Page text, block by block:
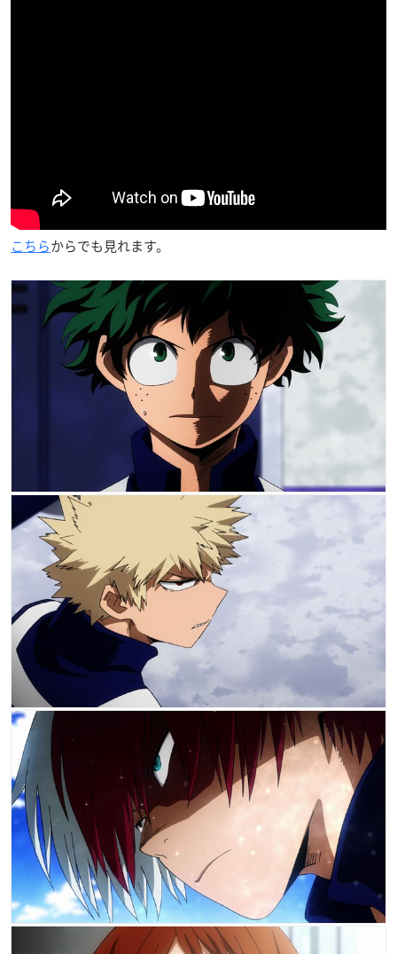
こちらからでも見れます。